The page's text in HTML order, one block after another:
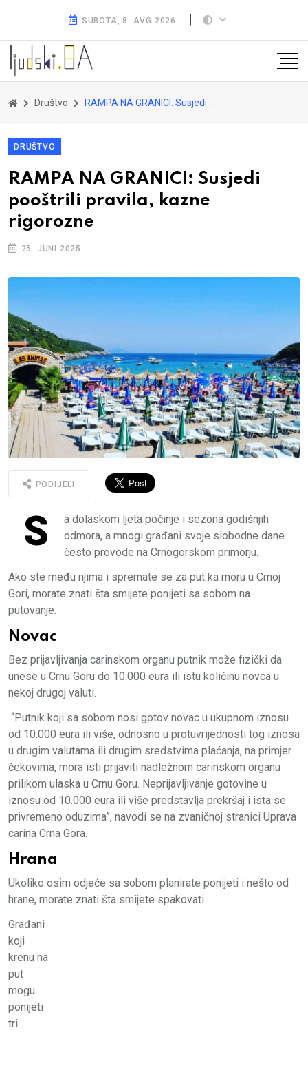
SUBOTA, 8. AVG 2026.
Društvo RAMPA NA GRANICI: Susjedi pooštrili pravila, kazne rigorozne
DRUŠTVO
RAMPA NA GRANICI: Susjedi
pooštrili pravila, kazne
rigorozne
25. JUNI 2025.
PODIJELI
S
a dolaskom ljeta počinje i sezona godišnjih
odmora, a mnogi građani svoje slobodne dane
često provode na Crnogorskom primorju.
Ako ste među njima i spremate se za put ka moru u Crnoj
Gori, morate znati šta smijete ponijeti sa sobom na
putovanje.
Novac
Bez prijavljivanja carinskom organu putnik može fizički da
unese u Crnu Goru do 10.000 eura ili istu količinu novca u
nekoj drugoj valuti.
“Putnik koji sa sobom nosi gotov novac u ukupnom iznosu
od 10.000 eura ili više, odnosno u protuvrijednosti tog iznosa
u drugim valutama ili drugim sredstvima plaćanja, na primjer
čekovima, mora isti prijaviti nadležnom carinskom organu
prilikom ulaska u Crnu Goru. Neprijavljivanje gotovine u
iznosu od 10.000 eura ili više predstavlja prekršaj i ista se
privremeno oduzima”, navodi se na zvaničnoj stranici Uprava
carina Crna Gora.
Hrana
Ukoliko osim odjeće sa sobom planirate ponijeti i nešto od
hrane, morate znati šta smijete spakovati.
Građani
koji
krenu na
put
mogu
ponijeti
tri